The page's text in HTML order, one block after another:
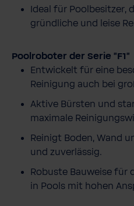
Ideal für Poolbesitzer,
gründliche und leise
Poolroboter der Serie "F1"
Entwickelt für eine
Reinigung auch bei
Aktive Bürsten und
maximale
Reinigt Boden, Wand
und zuverlässig.
Robuste Bauweise für
in Pools mit hohen